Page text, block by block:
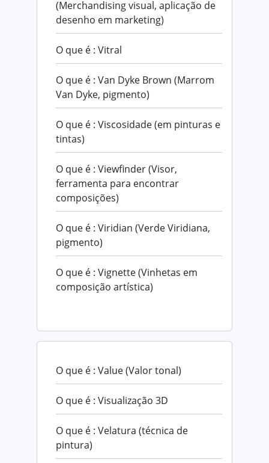
(Merchandising visual, aplicação de
desenho em marketing)
O que é : Vitral
O que é : Van Dyke Brown (Marrom
Van Dyke, pigmento)
O que é : Viscosidade (em pinturas e
tintas)
O que é : Viewfinder (Visor,
ferramenta para encontrar
composições)
O que é : Viridian (Verde Viridiana,
pigmento)
O que é : Vignette (Vinhetas em
composição artística)
O que é : Value (Valor tonal)
O que é : Visualização 3D
O que é : Velatura (técnica de
pintura)